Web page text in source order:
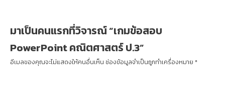
มาเป็นคนแรกที่วิจารณ์ “เกมข้อสอบ
PowerPoint คณิตศาสตร์ ป.3”
อีเมลของคุณจะไม่แสดงให้คนอื่นเห็น ช่องข้อมูลจำเป็นถูกทำเครื่องหมาย *